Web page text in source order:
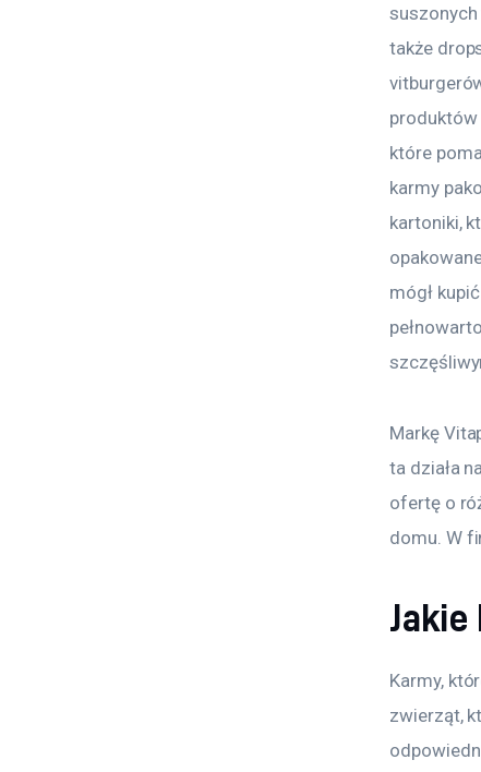
suszonych
także
produktów
które
karmy
kartoniki,
mógł
Markę
ta działa
ofertę o
domu. W
Karmy,
zwierząt,